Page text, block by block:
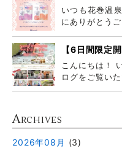
いつも花巻温
にありがとう
【6日間限定
ィングフェア
こんにちは！
ログをご覧い
ARCHIVES
2026年08月 (3)